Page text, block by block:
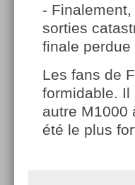
-
sorties
finale
Les fans de
formidable. Il
autre M1000
été le plus